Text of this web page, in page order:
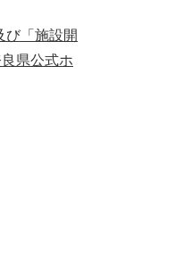
び「施設開
県公式ホ